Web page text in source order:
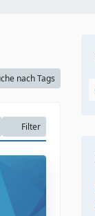
nach Tags
Filter